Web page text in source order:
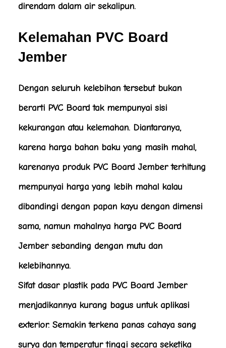
direndam dalam air sekalipun.
Kelemahan PVC Board
Jember
Dengan seluruh kelebihan tersebut bukan
berarti PVC Board tak mempunyai sisi
kekurangan atau kelemahan. Diantaranya,
karena harga bahan baku yang masih mahal,
karenanya produk PVC Board Jember terhitung
mempunyai harga yang lebih mahal kalau
dibandingi dengan papan kayu dengan dimensi
sama, namun mahalnya harga PVC Board
Jember sebanding dengan mutu dan
kelebihannya.
Sifat dasar plastik pada PVC Board Jember
menjadikannya kurang bagus untuk aplikasi
exterior. Semakin terkena panas cahaya sang
surya dan temperatur tinggi secara seketika